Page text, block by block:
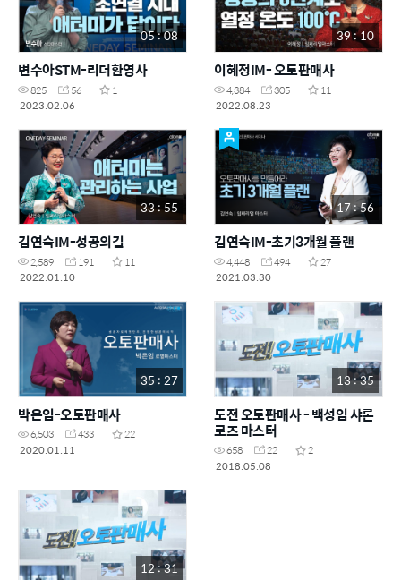
05 : 08
변수아STM-리더환영사
825 56
1
2023.02.06
39 : 10
이혜정IM- 오토판매사
4,384 305
11
2022.08.23
33 : 55
김연숙IM-성공의길
2,589 191
11
2022.01.10
17 : 56
김연숙IM-초기3개월 플랜
4,448 494
27
2021.03.30
35 : 27
박은임-오토판매사
6,503 433
22
2020.01.11
13 : 35
도전 오토판매사 - 백성임 샤론
로즈 마스터
658 22
2
2018.05.08
12 : 31